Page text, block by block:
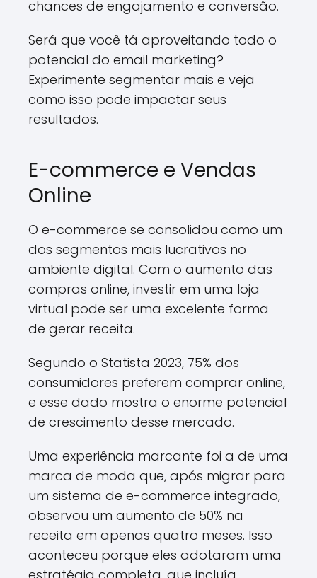
chances de engajamento e conversão.
Será que você tá aproveitando todo o
potencial do email marketing?
Experimente segmentar mais e veja
como isso pode impactar seus
resultados.
E-commerce e Vendas
Online
O e-commerce se consolidou como um
dos segmentos mais lucrativos no
ambiente digital. Com o aumento das
compras online, investir em uma loja
virtual pode ser uma excelente forma
de gerar receita.
Segundo o Statista 2023, 75% dos
consumidores preferem comprar online,
e esse dado mostra o enorme potencial
de crescimento desse mercado.
Uma experiência marcante foi a de uma
marca de moda que, após migrar para
um sistema de e-commerce integrado,
observou um aumento de 50% na
receita em apenas quatro meses. Isso
aconteceu porque eles adotaram uma